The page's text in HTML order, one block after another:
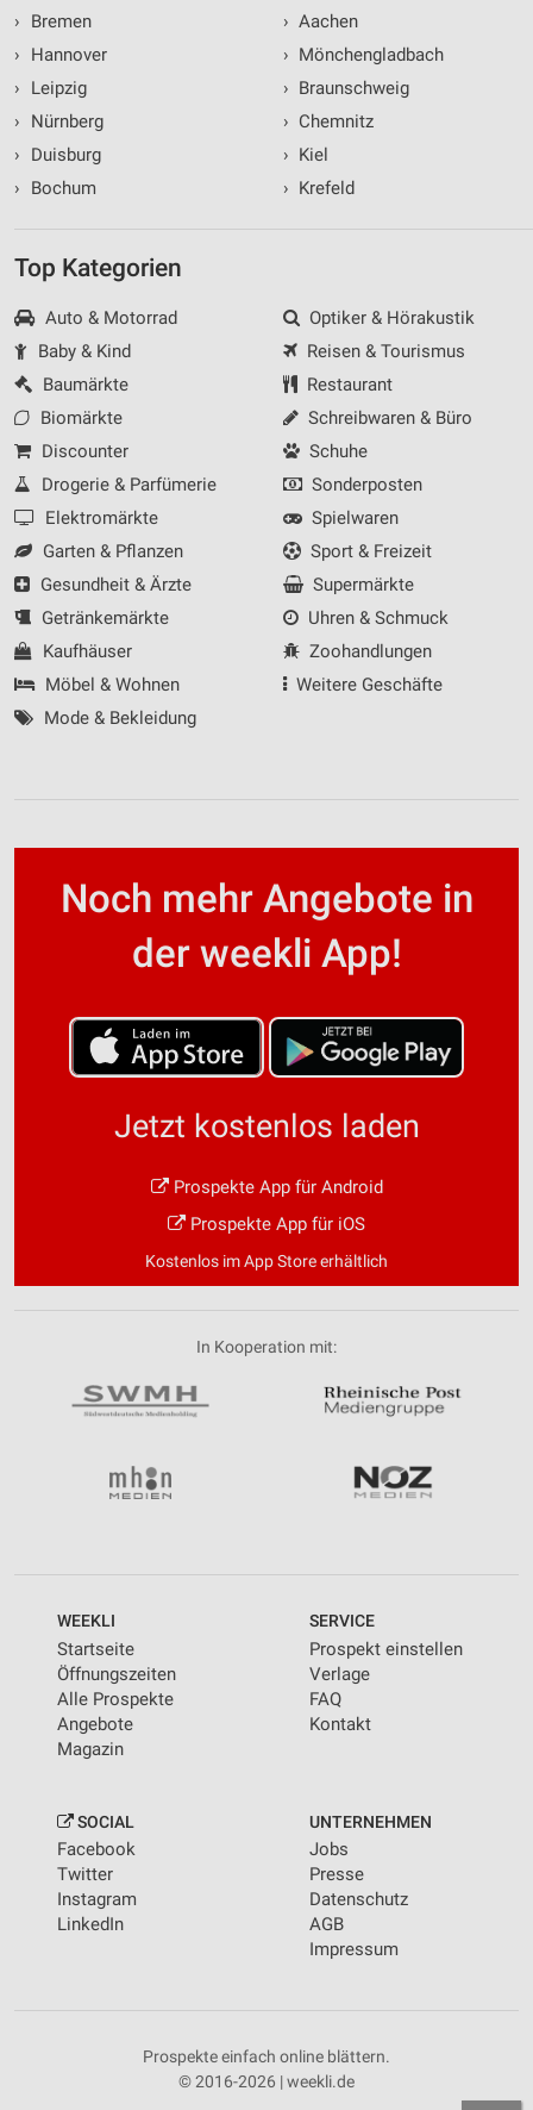
›
Bremen
›
Hannover
›
Leipzig
›
Nürnberg
›
Duisburg
›
Bochum
› Aachen
› Mönchengladbach
› Braunschweig
› Chemnitz
› Kiel
› Krefeld
Top Kategorien
Auto & Motorrad
Baby & Kind
Baumärkte
Biomärkte
Discounter
Drogerie & Parfümerie
Elektromärkte
Garten & Pflanzen
Gesundheit & Ärzte
Getränkemärkte
Kaufhäuser
Möbel & Wohnen
Mode & Bekleidung
Optiker & Hörakustik
Reisen & Tourismus
Restaurant
Schreibwaren & Büro
Schuhe
Sonderposten
Spielwaren
Sport & Freizeit
Supermärkte
Uhren & Schmuck
Zoohandlungen
Weitere Geschäfte
Noch mehr Angebote in
der weekli App!
Jetzt kostenlos laden
Prospekte App für Android
Prospekte App für iOS
Kostenlos im App Store erhältlich
In Kooperation mit:
WEEKLI
Startseite
Öffnungszeiten
Alle Prospekte
Angebote
Magazin
SERVICE
Prospekt einstellen
Verlage
FAQ
Kontakt
SOCIAL
Facebook
Twitter
Instagram
LinkedIn
UNTERNEHMEN
Jobs
Presse
Datenschutz
AGB
Impressum
Prospekte einfach online blättern.
© 2016-2026 | weekli.de